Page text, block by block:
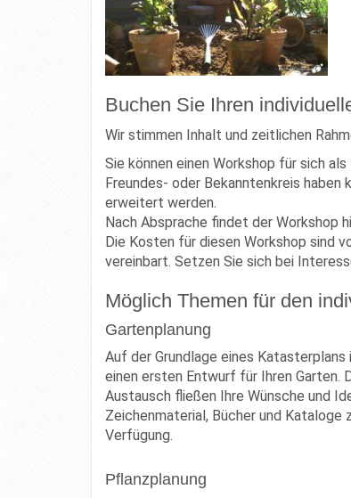
Buchen Sie Ihren
Wir stimmen Inhalt und zeitlichen
Sie können einen Workshop für sich
Freundes- oder Bekanntenkreis haben
erweitert werden.
Nach Absprache findet der Workshop
Die Kosten für diesen Workshop sind
vereinbart. Setzen Sie sich bei
Möglich Themen für den
Gartenplanung
Auf der Grundlage eines
einen ersten Entwurf für Ihren Garten.
Austausch fließen Ihre Wünsche und
Zeichenmaterial, Bücher und Kataloge
Verfügung.
Pflanzplanung